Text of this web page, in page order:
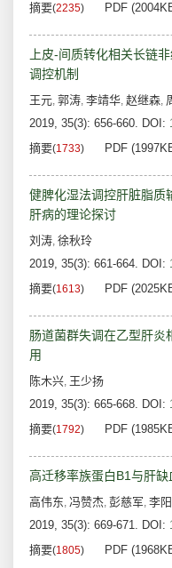
摘要(2235) PDF
上皮-间质转化相关长链
调控机制
王元, 郭涛, 李靖华, 赵继森,
2019, 35(3): 656-660. DOI:
摘要(1733) PDF
健脾化湿法调控肝脏脂质
肝病的理论探讨
刘涛, 徐秋玲
2019, 35(3): 661-664. DOI:
摘要(1613) PDF
肠道菌群失调在乙型肝炎
用
陈木兴, 王少扬
2019, 35(3): 665-668. DOI:
摘要(1792) PDF
高迁移率族蛋白B1与肝
高伟东, 冯赞杰, 彭慈军, 李阳
2019, 35(3): 669-671. DOI:
摘要(1805) PDF